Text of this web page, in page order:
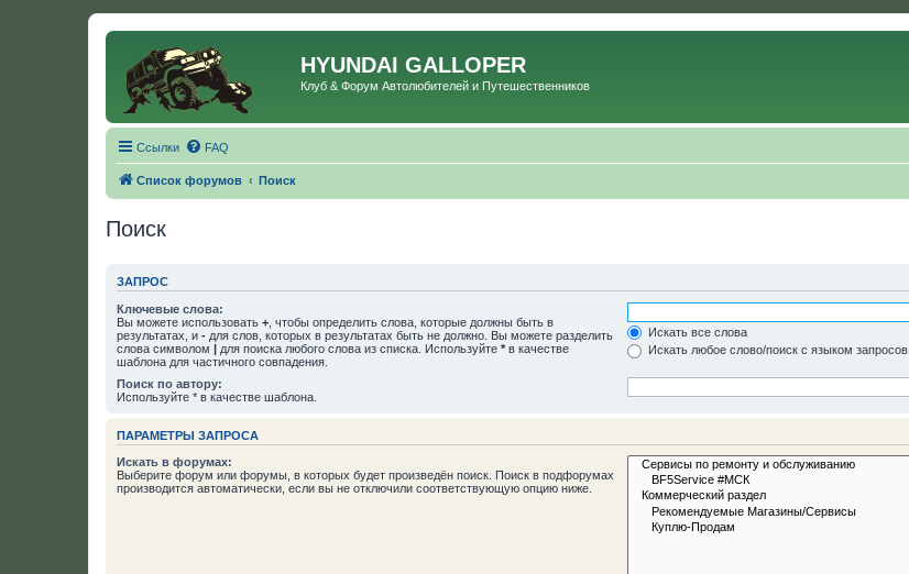
HYUNDAI GALLOPER
Клуб & Форум Автолюбителей и Путешественников
Ссылки FAQ
Список форумов Поиск
Поиск
ЗАПРОС
Ключевые слова:
Вы можете использовать + , чтобы определить слова, которые должны быть в
результатах, и - для слов, которых в результатах быть не должно. Вы можете разделить
слова символом | для поиска любого слова из списка. Используйте * в качестве
шаблона для частичного совпадения.
Искать все слова
Искать любое слово/поиск с языком запросов
Поиск по автору:
Используйте * в качестве шаблона.
ПАРАМЕТРЫ ЗАПРОСА
Искать в форумах:
Выберите форум или форумы, в которых будет произведён поиск. Поиск в подфорумах
производится автоматически, если вы не отключили соответствующую опцию ниже.